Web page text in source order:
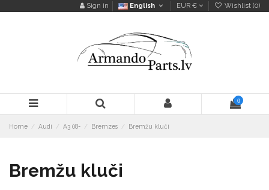
Sign in English EUR € Wishlist (0)
0
Home Audi A3 08- Bremzes Bremžu kluči
Bremžu kluči